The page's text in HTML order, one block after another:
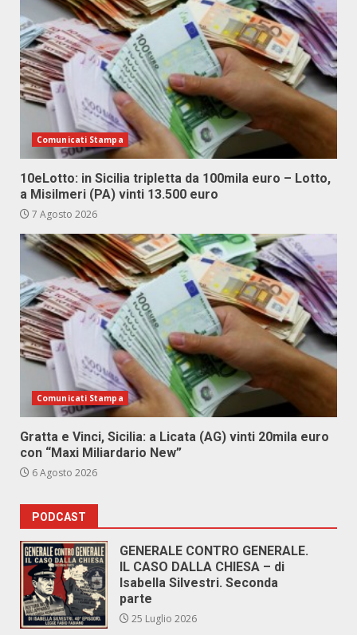
Comunicati Stampa
10eLotto: in Sicilia tripletta da 100mila euro – Lotto,
a Misilmeri (PA) vinti 13.500 euro
7 Agosto 2026
Comunicati Stampa
Gratta e Vinci, Sicilia: a Licata (AG) vinti 20mila euro
con “Maxi Miliardario New”
6 Agosto 2026
PODCAST
GENERALE CONTRO GENERALE.
IL CASO DALLA CHIESA – di
Isabella Silvestri. Seconda
parte
25 Luglio 2026